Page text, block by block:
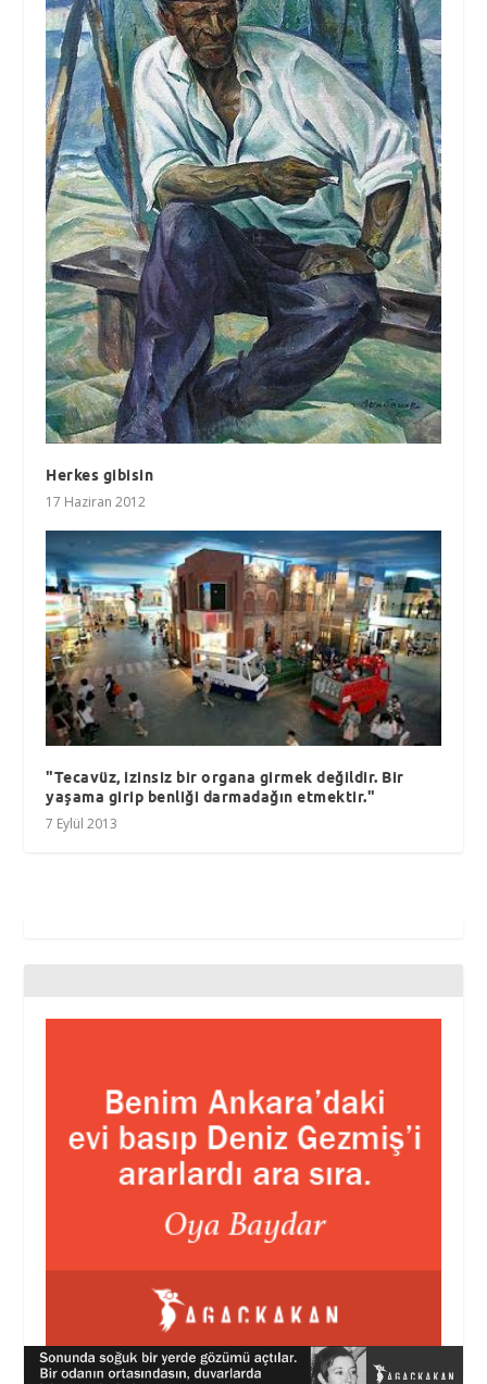
Herkes gibisin
17 Haziran 2012
"Tecavüz, izinsiz bir organa girmek değildir. Bir
yaşama girip benliği darmadağın etmektir."
7 Eylül 2013